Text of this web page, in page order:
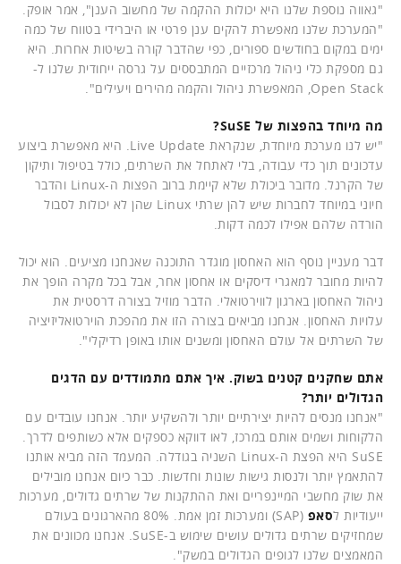
"גאווה נוספת שלנו היא יכולות ההקמה של מחשוב הענן", אמר אופק.
"המערכת שלנו מאפשרת להקים ענן פרטי או היברידי בטווח של כמה
ימים במקום בחודשים ספורים, כפי שהדבר קורה בשיטות אחרות. היא
גם מספקת כלי ניהול מרכזיים המתבססים על גרסה ייחודית שלנו ל-
Open Stack, המאפשרת ניהול והקמה מהירים ויעילים".
מה מיוחד בהפצות של SuSE?
"יש לנו מערכת מיוחדת, שנקראת Live Update. היא מאפשרת ביצוע
עדכונים תוך כדי עבודה, בלי לאתחל את השרתים, כולל בטיפול ותיקון
של הקרנל. מדובר ביכולת שלא קיימת ברוב הפצות ה-Linux והדבר
חיוני במיוחד לחברות שיש להן שרתי Linux שהן לא יכולות לסבול
הורדה שלהם אפילו לכמה דקות.
דבר מעניין נוסף הוא האחסון מוגדר התוכנה שאנחנו מציעים. הוא יכול
להיות מחובר למאגרי דיסקים או אחסון אחר, אבל בכל מקרה הופך את
ניהול האחסון בארגון לווירטואלי. הדבר מוזיל בצורה דרסטית את
עלויות האחסון. אנחנו מביאים בצורה הזו את מהפכת הוירטואליזיציה
של השרתים אל עולם האחסון ומשנים אותו באופן רדיקלי".
אתם שחקנים קטנים בשוק. איך אתם מתמודדים עם הדגים
הגדולים יותר?
"אנחנו מנסים להיות יצירתיים יותר ולהשקיע יותר. אנחנו עובדים עם
הלקוחות ושמים אותם במרכז, לאו דווקא כספקים אלא כשותפים לדרך.
SuSE היא הפצת ה-Linux השניה בגודלה. המעמד הזה מביא אותנו
להתאמץ יותר ולנסות גישות שונות וחדשות. כבר כיום אנחנו מובילים
את שוק מחשבי המיינפריים ואת ההתקנות של שרתים גדולים, מערכות
ייעודיות לסאפ
(SAP) ומערכות זמן אמת. 80% מהארגונים בעולם
שמחזיקים שרתים גדולים עושים שימוש ב-SuSE. אנחנו מכוונים את
המאמצים שלנו לגופים הגדולים במשק".